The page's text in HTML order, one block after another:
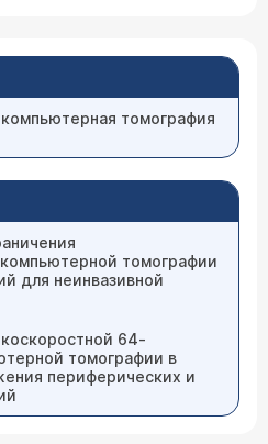
томография
томографии
для неинвазивной
64-
томографии в
периферических и